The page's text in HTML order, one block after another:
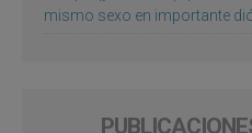
mismo sexo en importante